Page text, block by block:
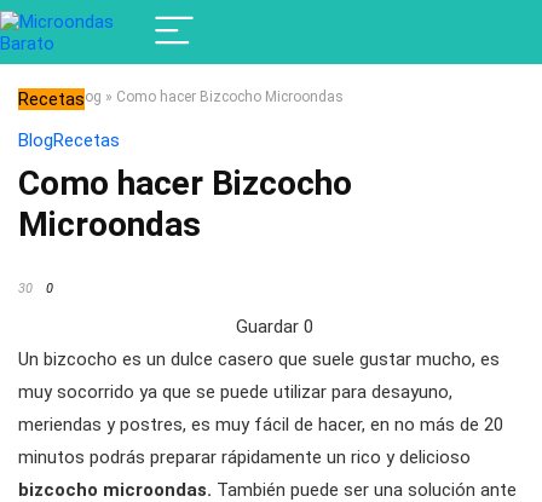
Recetas
Home»Blog » Como hacer Bizcocho Microondas
BlogRecetas
Como hacer Bizcocho
Microondas
30 0
Guardar 0
Un bizcocho es un dulce casero que suele gustar mucho, es
muy socorrido ya que se puede utilizar para desayuno,
meriendas y postres, es muy fácil de hacer, en no más de 20
minutos podrás preparar rápidamente un rico y delicioso
bizcocho microondas. También puede ser una solución ante